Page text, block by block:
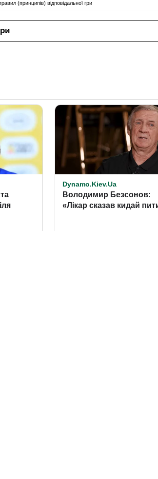
(принципів) відповідальної гри